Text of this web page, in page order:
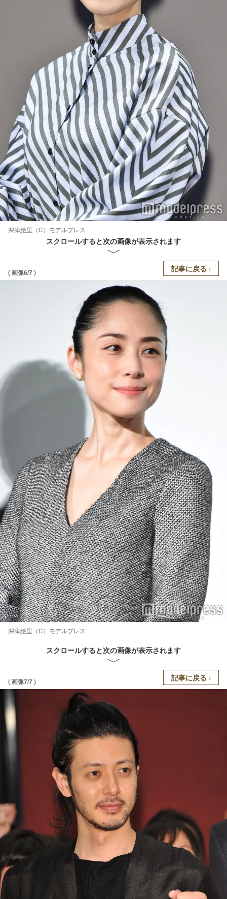
深津絵里（C）モデルプレス
スクロールすると次の画像が表示されます
( 画像6/7 ) 記事に戻る
深津絵里（C）モデルプレス
スクロールすると次の画像が表示されます
( 画像7/7 ) 記事に戻る